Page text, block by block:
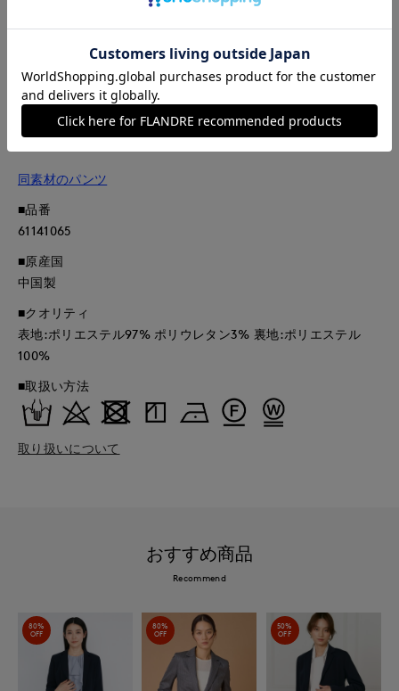
同素材のパンツ品番:2761161066
■サンプル撮影商品
画像の商品はサンプルです。実際の商品とはサイズや色味、素
材、デザイン等の仕様が若干変更になる場合がございます。
同素材のパンツ
■品番
61141065
■原産国
中国製
■クオリティ
表地:ポリエステル97% ポリウレタン3% 裏地:ポリエステル
100%
■取扱い方法
取り扱いについて
おすすめ商品
Recommend
80%
OFF
80%
OFF
50%
OFF